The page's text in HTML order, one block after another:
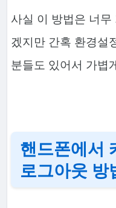
사실 이 방법은 너
겠지만 간혹 환경설
분들도 있어서 가볍
핸드폰에서
로그아웃 방